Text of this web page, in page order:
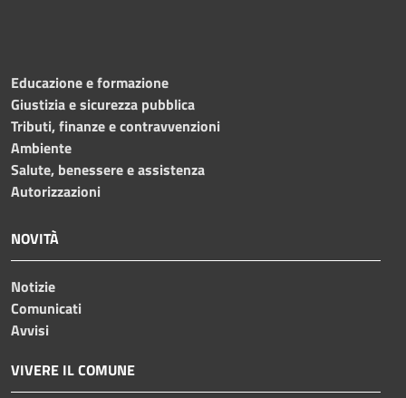
Educazione e formazione
Giustizia e sicurezza pubblica
Tributi, finanze e contravvenzioni
Ambiente
Salute, benessere e assistenza
Autorizzazioni
NOVITÀ
Notizie
Comunicati
Avvisi
VIVERE IL COMUNE